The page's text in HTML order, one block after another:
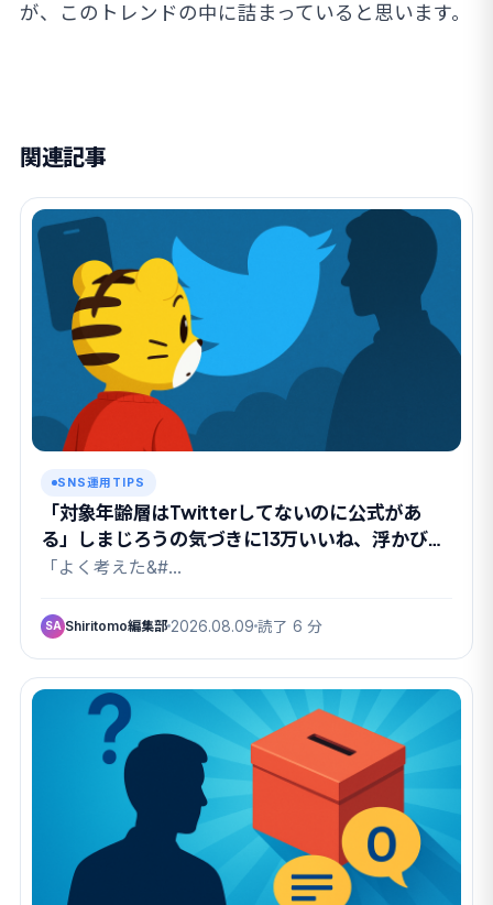
が、このトレンドの中に詰まっていると思います。
関連記事
SNS運用TIPS
「対象年齢層はTwitterしてないのに公式があ
る」しまじろうの気づきに13万いいね、浮かび上
がった”親というパトロン”
「よく考えた&#…
SA Shiritomo編集部 2026.08.09 読了 6 分